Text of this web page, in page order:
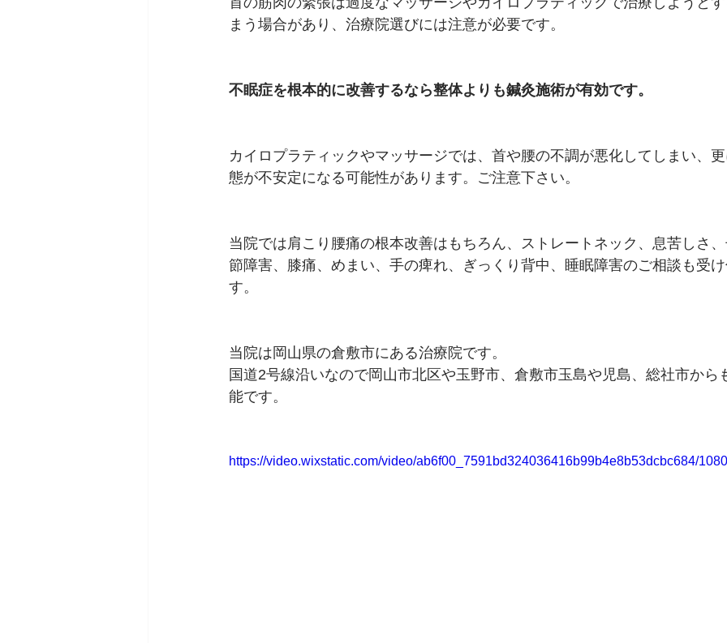
まう場合があり、治療院選びには注意が必要です。
不眠症を根本的に改善するなら整体よりも鍼灸施術が有効です。
カイロプラティックやマッサージでは、首や腰の不調が悪化してしまい、
態が不安定になる可能性があります。ご注意下さい。
当院では肩こり腰痛の根本改善はもちろん、ストレートネック、息苦しさ
節障害、膝痛、めまい、手の痺れ、ぎっくり背中、睡眠障害のご相談も受
す。
当院は岡山県の倉敷市にある治療院です。
国道2号線沿いなので岡山市北区や玉野市、倉敷市玉島や児島、総社市から
能です。
https://video.wixstatic.com/video/ab6f00_7591bd324036416b99b4e8b53dcbc684/